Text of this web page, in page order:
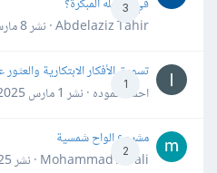
3
Abdelaziz Tahir · نشر
8 مارس
1
تسويق الأفكار الابتكارية
احمد حموده · نشر 1 مارس 2025
2
مشروع الواح شمسية
Mohammad Awali · نشر
25